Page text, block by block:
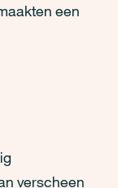
een
verscheen